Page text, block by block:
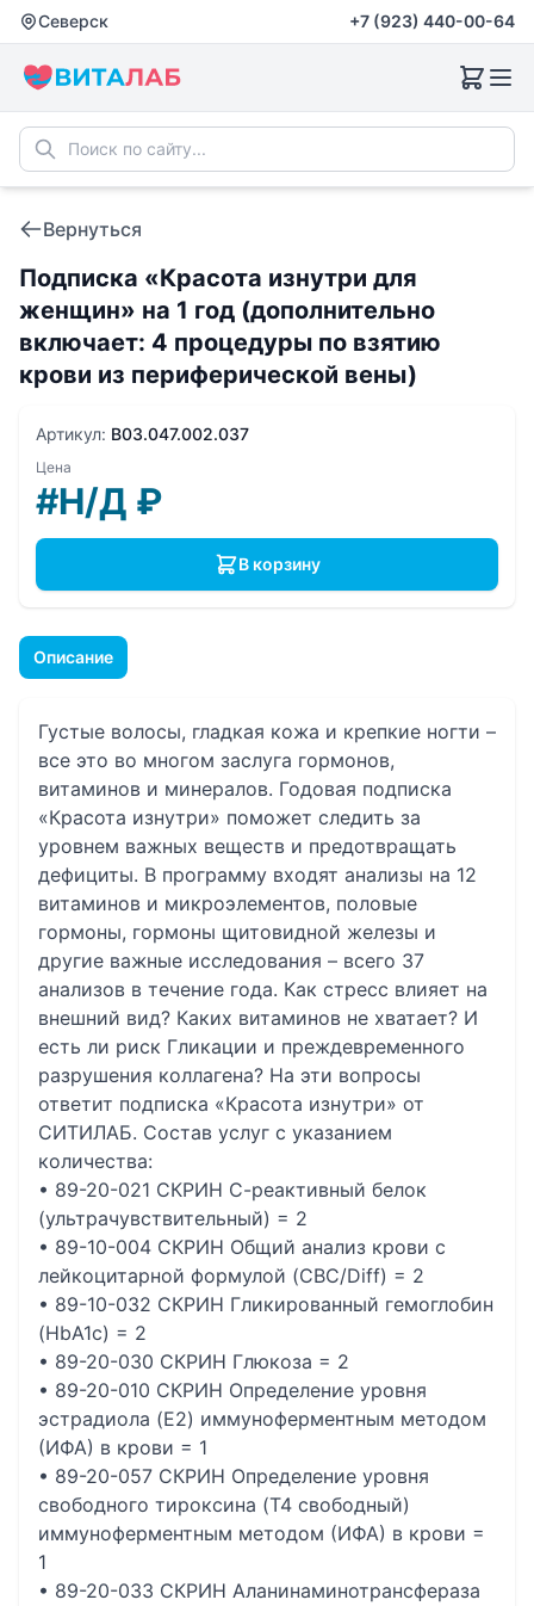
Северск +7 (923) 440-00-64
Вернуться
Подписка «Красота изнутри для
женщин» на 1 год (дополнительно
включает: 4 процедуры по взятию
крови из периферической вены)
Описание
Густые волосы, гладкая кожа и крепкие ногти –
все это во многом заслуга гормонов,
витаминов и минералов. Годовая подписка
«Красота изнутри» поможет следить за
уровнем важных веществ и предотвращать
дефициты. В программу входят анализы на 12
витаминов и микроэлементов, половые
гормоны, гормоны щитовидной железы и
другие важные исследования – всего 37
анализов в течение года. Как стресс влияет на
внешний вид? Каких витаминов не хватает? И
есть ли риск Гликации и преждевременного
разрушения коллагена? На эти вопросы
ответит подписка «Красота изнутри» от
СИТИЛАБ. Состав услуг с указанием
количества:
• 89-20-021 СКРИН С-реактивный белок
(ультрачувствительный) = 2
• 89-10-004 СКРИН Общий анализ крови c
лейкоцитарной формулой (CBC/Diff) = 2
• 89-10-032 СКРИН Гликированный гемоглобин
(HbА1c) = 2
• 89-20-030 СКРИН Глюкоза = 2
• 89-20-010 СКРИН Определение уровня
эстрадиола (E2) иммуноферментным методом
(ИФА) в крови = 1
• 89-20-057 СКРИН Определение уровня
свободного тироксина (T4 свободный)
иммуноферментным методом (ИФА) в крови =
1
• 89-20-033 СКРИН Аланинаминотрансфераза
Артикул: B03.047.002.037
Цена
#Н/Д ₽
В корзину